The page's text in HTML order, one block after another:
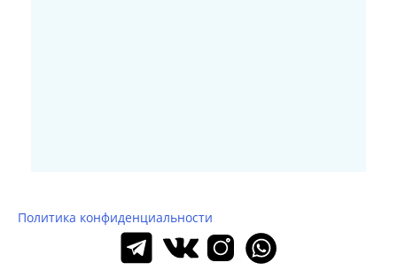
Политика конфиденциальности